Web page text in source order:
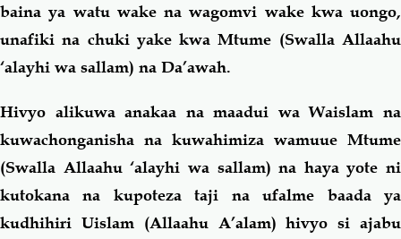
baina ya watu wake na wagomvi wake kwa uongo,
unafiki na chuki yake kwa Mtume (Swalla Allaahu
‘alayhi wa sallam) na Da’awah.
Hivyo alikuwa anakaa na maadui wa Waislam na
kuwachonganisha na kuwahimiza wamuue Mtume
(Swalla Allaahu ‘alayhi wa sallam) na haya yote ni
kutokana na kupoteza taji na ufalme baada ya
kudhihiri Uislam (Allaahu A’alam) hivyo si ajabu